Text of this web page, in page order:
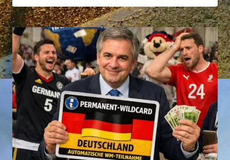
OBERHACHING:
BÜRGERMEISTER
GIBT
ZU,
DASS
NEUE
RÜTTELSCHWELLEN
„EINFACH
NUR
ALLE
BEHINDERT“